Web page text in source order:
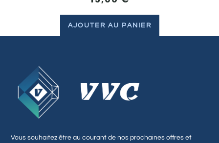
AJOUTER AU PANIER
Vous souhaitez être au courant de nos prochaines offres et